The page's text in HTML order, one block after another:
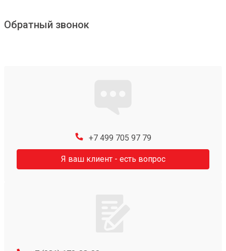
Обратный звонок
+7 499 705 97 79
Я ваш клиент - есть вопрос